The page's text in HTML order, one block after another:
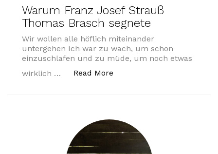
Warum Franz Josef Strauß
Thomas Brasch segnete
Wir wollen alle höflich miteinander
untergehen Ich war zu wach, um schon
einzuschlafen und zu müde, um noch etwas
wirklich …
Read More